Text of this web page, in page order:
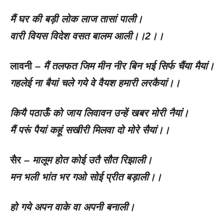
मैं घर की बड़ी लोक लाज तासां पाली।
वारी वियस विदेश वसत बालम आली।।2 ।।
लावनी – मैं तलफत जिम मीन नीर बिन भई सिर्फ चैंया मैयां।
गहलेई ना बैयां चले गये वे वैयश हमारी लरकैयां।।
कियै पठाऊँ को जाय लिवावन उन्हें खबर मोरी नैयां।
मैं परूं पैयां कहूं सखीरी मिलवा दो मोरे सैयां।।
सैर – मालूम होत कोई उतै सौत रिझाली।
मन भली भांत भर गओ सोई प्रीत बड़ाली।।
हो गये अपन वाके वा अपनी बनाली।